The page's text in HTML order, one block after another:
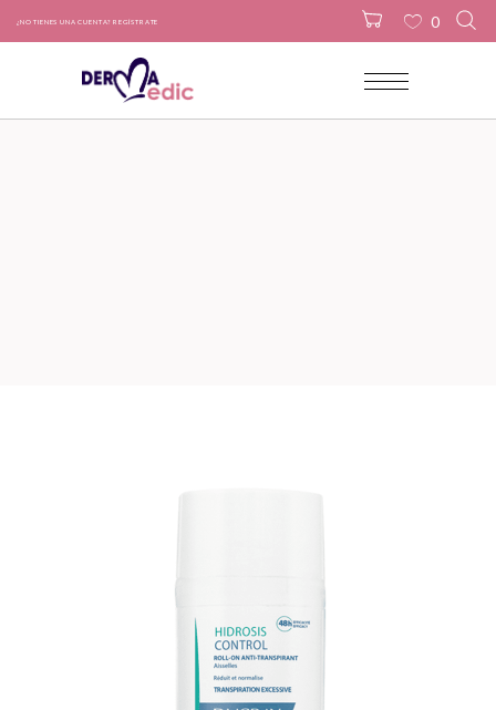
¿NO TIENES UNA CUENTA? REGÍSTRATE
No products in the cart.
0